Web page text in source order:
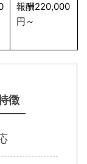
報酬220,000
円～
徴